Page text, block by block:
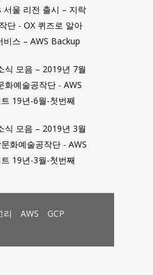
서울 리전 출시 – 지락
단 - OX 퀴즈로 알아
비스 – AWS Backup
식 모음 – 2019년 7월
화예술공작단 - AWS
19년-6월-첫번째
식 모음 – 2019년 3월
화예술공작단 - AWS
19년-3월-첫번째
리 AWS
GCP